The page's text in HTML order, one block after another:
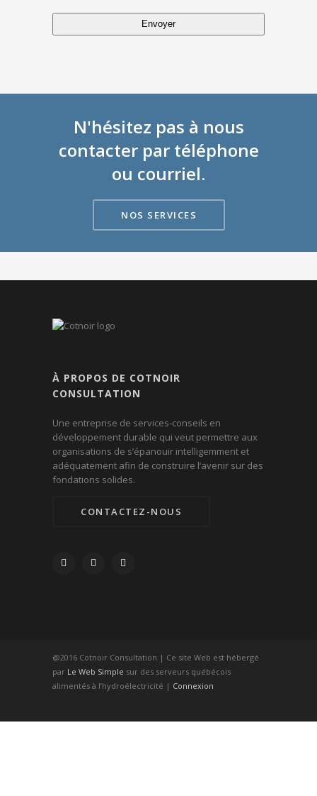
N'hésitez pas à nous
contacter par téléphone
ou courriel.
NOS SERVICES
À PROPOS DE COTNOIR
CONSULTATION
Une entreprise de services-conseils en
développement durable qui veut permettre aux
organisations de s’épanouir intelligemment et
adéquatement afin de construire l’avenir sur des
fondations solides.
CONTACTEZ-NOUS
@2016 Cotnoir Consultation | Ce site Web est hébergé
par Le Web Simple sur des serveurs québécois
alimentés à l’hydroélectricité | Connexion